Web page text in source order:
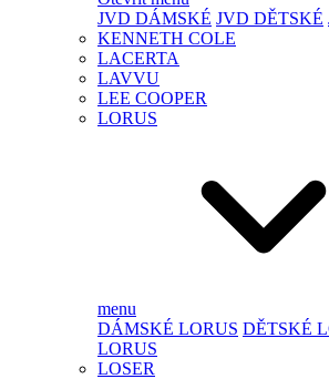
JVD DÁMSKÉ JVD DĚTSKÉ
KENNETH COLE
LACERTA
LAVVU
LEE COOPER
LORUS
menu
DÁMSKÉ LORUS DĚTSKÉ
LORUS
LOSER